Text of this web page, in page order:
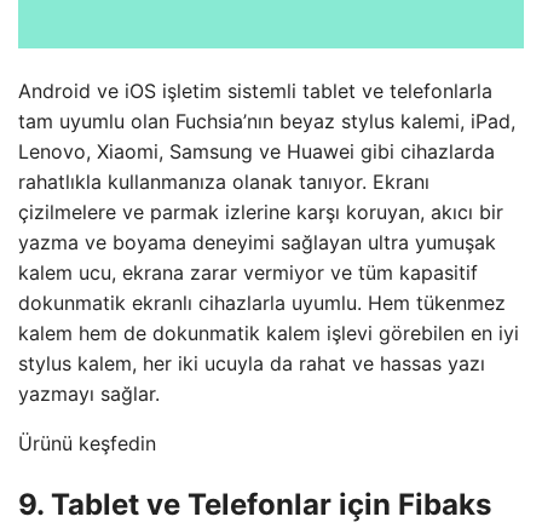
Android ve iOS işletim sistemli tablet ve telefonlarla
tam uyumlu olan Fuchsia’nın beyaz stylus kalemi, iPad,
Lenovo, Xiaomi, Samsung ve Huawei gibi cihazlarda
rahatlıkla kullanmanıza olanak tanıyor. Ekranı
çizilmelere ve parmak izlerine karşı koruyan, akıcı bir
yazma ve boyama deneyimi sağlayan ultra yumuşak
kalem ucu, ekrana zarar vermiyor ve tüm kapasitif
dokunmatik ekranlı cihazlarla uyumlu. Hem tükenmez
kalem hem de dokunmatik kalem işlevi görebilen en iyi
stylus kalem, her iki ucuyla da rahat ve hassas yazı
yazmayı sağlar.
Ürünü keşfedin
9. Tablet ve Telefonlar için Fibaks